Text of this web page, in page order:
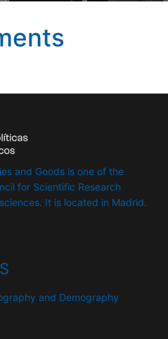
and Goods is one of the
for Scientific Research
It is located in Madrid.
and Demography